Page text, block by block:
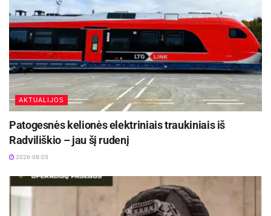
AKTUALIJOS
Patogesnės kelionės elektriniais traukiniais iš
Radviliškio – jau šį rudenį
2026-08-05